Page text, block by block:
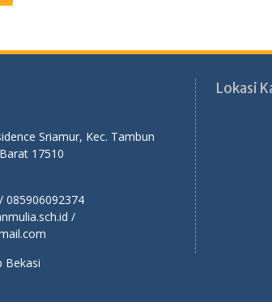
Sriamur, Kec. Tambun
17510
085906092374
/
Bekasi
Lokasi